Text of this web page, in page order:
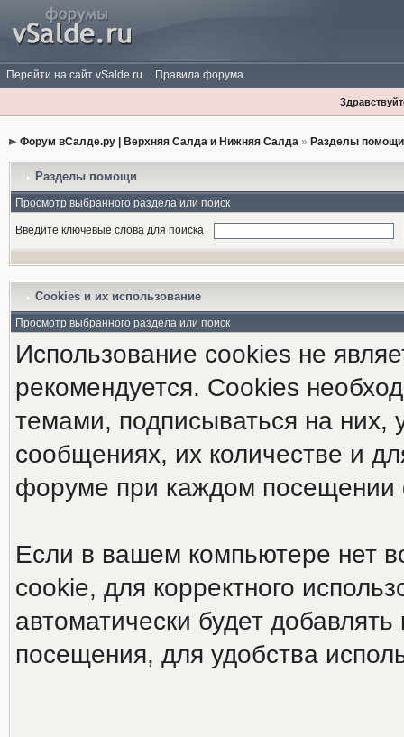
Перейти на сайт vSalde.ru Правила форума
Форум вСалде.ру | Верхняя Салда и Нижняя Салда» Разделы
Разделы помощи
Просмотр выбранного раздела или поиск
Введите ключевые слова для поиска
Cookies и их использование
Просмотр выбранного раздела или поиск
Использование cookies не
рекомендуется. Cookies
темами, подписываться на них,
сообщениях, их количестве и
форуме при каждом
Если в вашем компьютере нет
cookie, для корректного
автоматически будет
посещения, для удобства